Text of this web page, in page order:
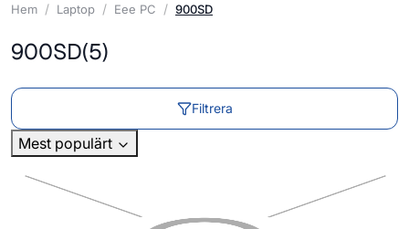
Hem Laptop Eee PC 900SD
900SD(5)
Filtrera
Mest populärt